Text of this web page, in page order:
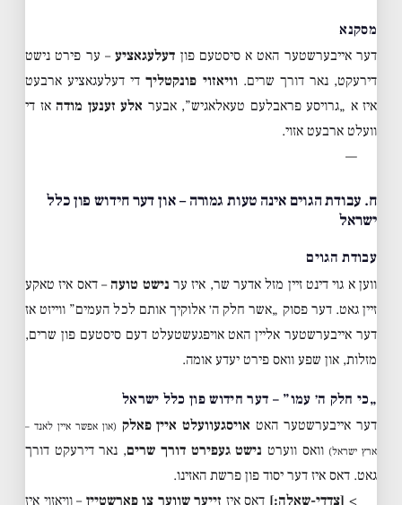
מסקנא
דער אייבערשטער האט א סיסטעם פון דעלעגאציע– ער פירט נישט
דירעקט, נאר דורך שרים.וויאזוי פונקטליךדי דעלעגאציע ארבעט
איז א „גרויסע פראבלעם טעאלאגיש”, אבער אלע זענען מודה אז די
וועלט ארבעט אזוי.
—
ח. עבודת הגוים אינה טעות גמורה – און דער חידוש פון כלל
ישראל
עבודת הגוים
ווען א גוי דינט זיין מזל אדער שר, איז ער נישט טועה – דאס איז טאקע
זיין גאט. דער פסוק „אשר חלק ה׳ אלוקיך אותם לכל העמים” ווייזט אז
דער אייבערשטער אליין האט אויפגעשטעלט דעם סיסטעם פון שרים,
מזלות, און שפע וואס פירט יעדע אומה.
„כי חלק ה׳ עמו” – דער חידוש פון כלל ישראל
דער אייבערשטער האט אויסגעוועלט איין פאלק (און אפשר איין לאנד –
ארץ ישראל) וואס ווערט נישט געפירט דורך שרים, נאר דירעקט דורך
גאט. דאס איז דער יסוד פון פרשת האזינו.
> [צדדי-שאלה:] דאס איז זייער שווער צו פארשטיין – וויאזוי איז